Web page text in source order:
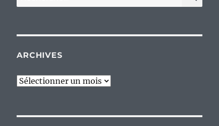
pour :
ARCHIVES
Archives